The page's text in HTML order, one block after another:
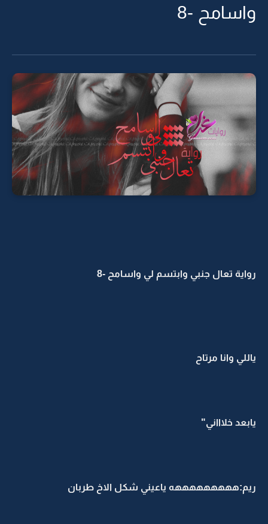
واسامح -8
رواية تعال جنبي وابتسم لي واسامح -8
ياللي وانا مرتاح
يابعد خلاااني"
ريم:هههههههههه ياعيني شكل الاخ طربان